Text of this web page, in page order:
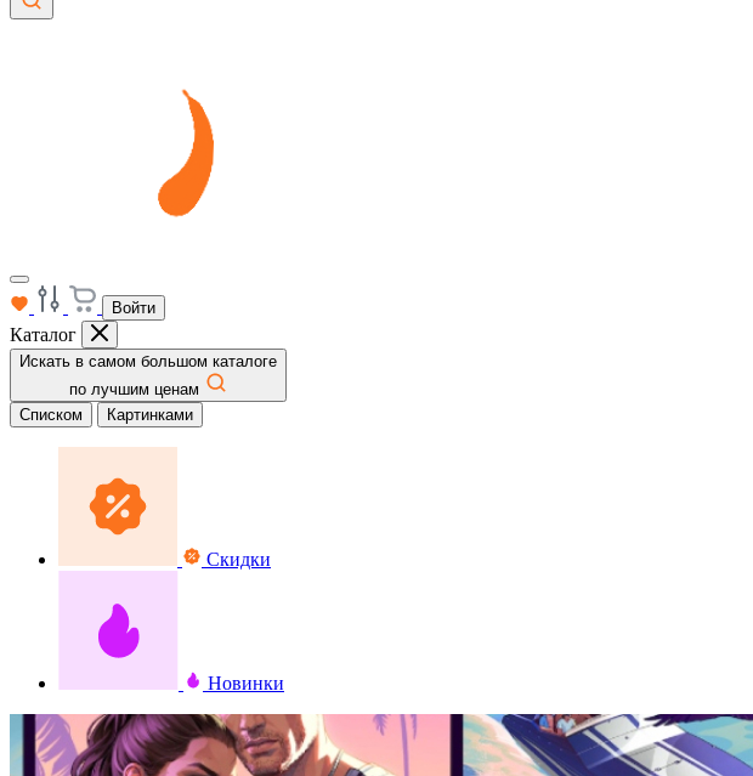
Войти
Каталог
Искать в самом большом каталоге
по лучшим ценам
Списком
Картинками
Скидки
Новинки